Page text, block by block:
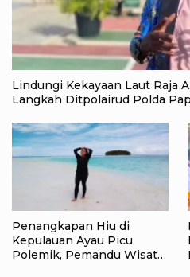
Lindungi Kekayaan Laut Raja
Langkah Ditpolairud Polda
Penangkapan Hiu di
Kepulauan Ayau Picu
Polemik, Pemandu Wisata: